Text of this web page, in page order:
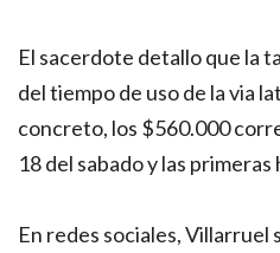
El sacerdote detallo que la
del tiempo de uso de la via
concreto, los $560.000
18 del sabado y las
En redes sociales, Villarruel